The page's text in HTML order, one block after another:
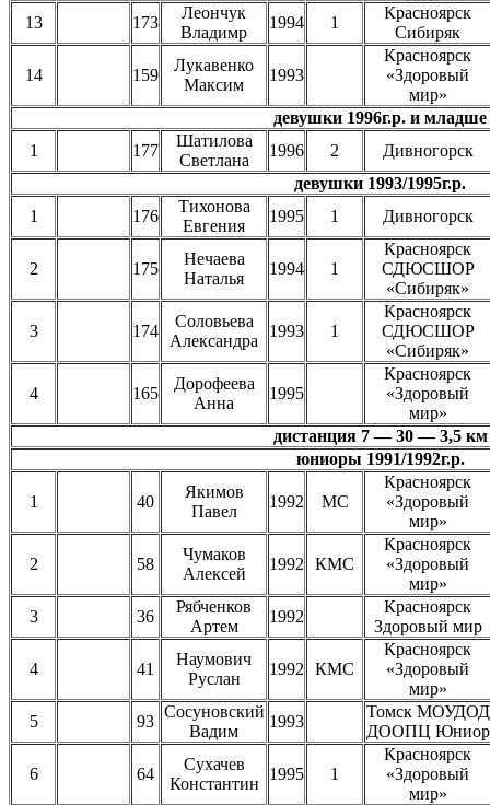
13
173
Леончук
Владимр
1994 1
Красноярск
Сибиряк
14 159
Лукавенко
Максим
1993
Красноярск
«Здоровый
мир»
девушки 1996г.р. и младше
1
177
Шатилова
Светлана
1996 2
Дивногорск
девушки 1993/1995г.р.
1
176
Тихонова
Евгения
1995 1 Дивногорск
2 175
Нечаева
Наталья
1994 1
Красноярск
СДЮСШОР
«Сибиряк»
3 174
Соловьева
Александра
1993 1
Красноярск
СДЮСШОР
«Сибиряк»
4 165
Дорофеева
Анна
1995
Красноярск
«Здоровый
мир»
дистанция 7 — 30 — 3,5 км
юниоры 1991/1992г.р.
1 40
Якимов
Павел
1992 МС
Красноярск
«Здоровый
мир»
2 58
Чумаков
Алексей
1992 КМС
Красноярск
«Здоровый
мир»
3
36
Рябченков
Артем
1992
Красноярск
Здоровый мир
4 41
Наумович
Руслан
1992 КМС
Красноярск
«Здоровый
мир»
5
93
Сосуновский
Вадим
1993
Томск МОУДОД
ДООПЦ Юниор
6 64
Сухачев
Константин
1995 1
Красноярск
«Здоровый
мир»